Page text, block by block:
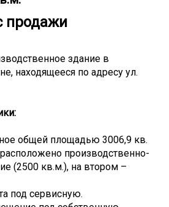
продажи
здание в
находящееся по адресу ул.
общей площадью 3006,9 кв.
производственно-
(2500 кв.м.), на втором –
под сервисную.